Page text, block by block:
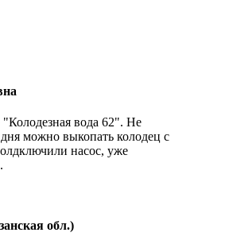
вода 62". Не
можно выкопать колодец с
насос, уже
обл.)